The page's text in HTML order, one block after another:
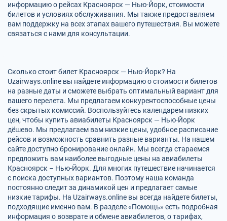
информацию о рейсах Красноярск — Нью-Йорк, стоимости
билетов и условиях обслуживания. Мы также предоставляем
вам поддержку на всех этапах вашего путешествия. Вы можете
связаться с нами для консультации.
Сколько стоит билет Красноярск — Нью-Йорк? На
Uzairways.online вы найдете информацию о стоимости билетов
на разные даты и сможете выбрать оптимальный вариант для
вашего перелета. Мы предлагаем конкурентоспособные цены
без скрытых комиссий. Воспользуйтесь календарем низких
цен, чтобы купить авиабилеты Красноярск — Нью-Йорк
дёшево. Мы предлагаем вам низкие цены, удобное расписание
рейсов и возможность сравнить разные варианты. На нашем
сайте доступно бронирование онлайн. Мы всегда стараемся
предложить вам наиболее выгодные цены на авиабилеты
Красноярск – Нью-Йорк. Для многих путешествие начинается
с поиска доступных вариантов. Поэтому наша команда
постоянно следит за динамикой цен и предлагает самые
низкие тарифы. На Uzairways.online вы всегда найдете билеты,
подходящие именно вам. В разделе «Помощь» есть подробная
информация о возврате и обмене авиабилетов, о тарифах,